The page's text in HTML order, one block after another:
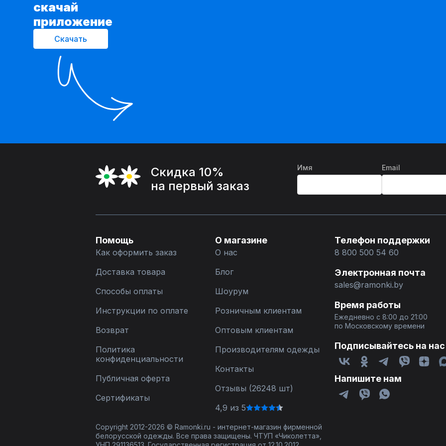
cкачай
приложение
Скачать
Скидка 10%
на первый заказ
Имя Email
Помощь
Как оформить заказ
Доставка товара
Способы оплаты
Инструкции по оплате
Возврат
Политика
конфиденциальности
Публичная оферта
Сертификаты
О магазине
О нас
Блог
Шоурум
Розничным клиентам
Оптовым клиентам
Производителям одежды
Контакты
Отзывы (26248 шт)
4,9 из 5
Телефон поддержки
8 800 500 54 60
Электронная почта
sales@ramonki.by
Время работы
Ежедневно с 8:00 до 21:00
по Московскому времени
Подписывайтесь на нас
Напишите нам
Copyright 2012-2026 © Ramonki.ru - интернет-магазин фирменной
белорусской одежды. Все права защищены. ЧТУП «Чиколетта»,